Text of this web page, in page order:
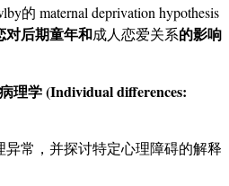
的 maternal deprivation hypothesis
对后期童年和成人恋爱关系的影响
学 (Individual differences:
异常，并探讨特定心理障碍的解释